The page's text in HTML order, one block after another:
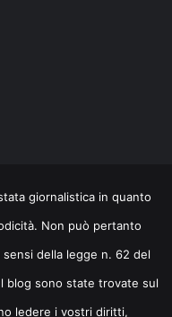
giornalistica in quanto
Non può pertanto
della legge n. 62 del
blog sono state trovate sul
ledere i vostri diritti,